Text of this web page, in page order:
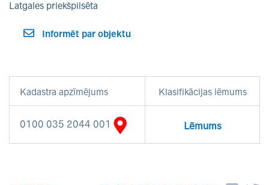
Latgales priekšpilsēta
Informēt par objektu
Kadastra apzīmējums Klasifikācijas lēmums
0100 035 2044 001 Lēmums